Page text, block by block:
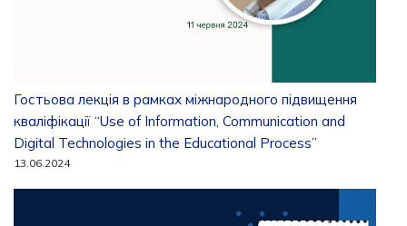
Гостьова лекція в рамках міжнародного підвищення
кваліфікації “Use of Information, Communication and
Digital Technologies in the Educational Process”
13.06.2024